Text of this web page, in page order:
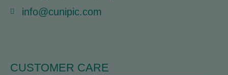
info@cunipic.com
CUSTOMER CARE